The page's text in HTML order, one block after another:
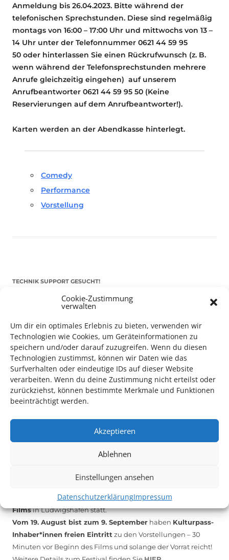
Cookie-Zustimmung
verwalten
Um dir ein optimales Erlebnis zu bieten, verwenden wir
Technologien wie Cookies, um Geräteinformationen zu
speichern und/oder darauf zuzugreifen. Wenn du diesen
Technologien zustimmst, können wir Daten wie das
Surfverhalten oder eindeutige IDs auf dieser Website
verarbeiten. Wenn du deine Zustimmung nicht erteilst oder
zurückziehst, können bestimmte Merkmale und Funktionen
beeinträchtigt werden.
Akzeptieren
Ablehnen
Einstellungen ansehen
DatenschutzerklärungImpressum
Anmeldung bis 26.04.2023. Bitte während der
telefonischen Sprechstunden. Diese sind regelmäßig
montags von 16:00 – 17:00 Uhr und mittwochs von 13 –
14 Uhr unter der Telefonnummer 0621 44 59 95
50 oder hinterlassen Sie einen Rückrufwunsch (z. B.
wenn während der Telefonsprechstunden mehrere
Anrufe gleichzeitig eingehen) auf unserem
Anrufbeantworter 0621 44 59 95 50 (Keine
Reservierungen auf dem Anrufbeantworter!).
Karten werden an der Abendkasse hinterlegt.
Comedy
Performance
Vorstellung
TECHNIK SUPPORT GESUCHT!
Das Kulturparkett freut sich stets über
melden Sie sich unterinfo@kulturparkett-rhein-neckar.de
*KULTURTIPP SOMMERPAUSE: FESTIVAL DES DEUTSCHEN FILMS*
Auch dieses Jahr findet wieder dasFestival des deutschen
Filmsin Ludwigshafen statt.
Vom 19. August bist zum 9. September haben Kulturpass-
Inhaber*innen freien Eintritt zu den Vorstellungen – 30
Minuten vor Beginn des Films und solange der Vorrat reicht!